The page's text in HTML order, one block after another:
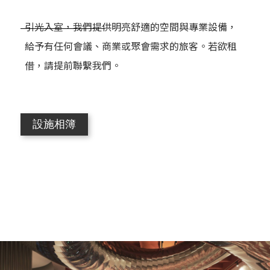
引光入室，我們提供明亮舒適的空間與專業設備，
給予有任何會議、商業或聚會需求的旅客。若欲租
借，請提前聯繫我們。
設施相簿